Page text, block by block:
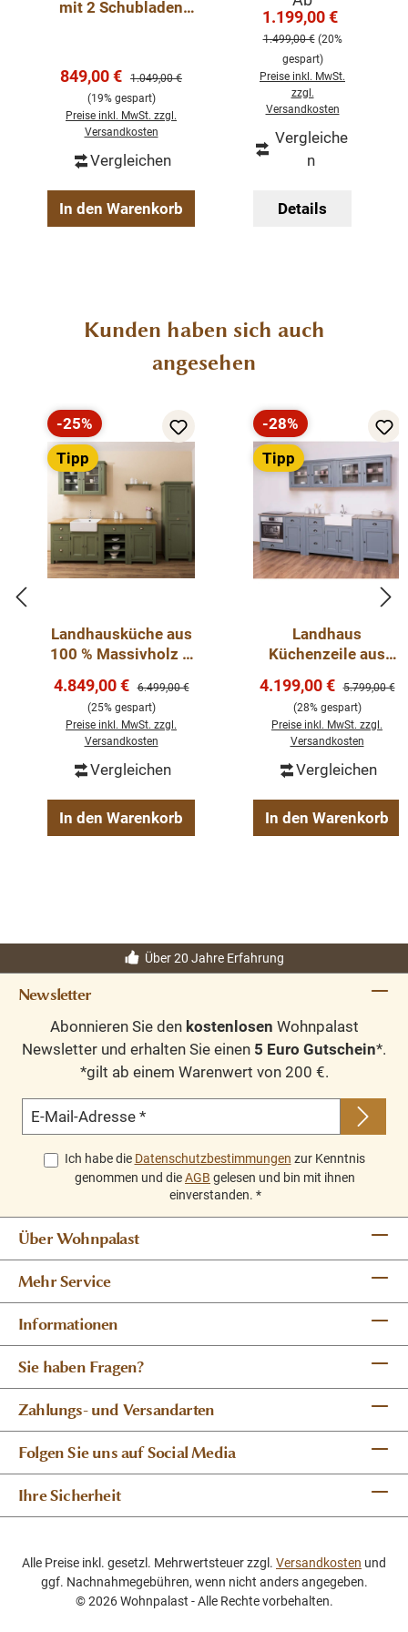
Abmessungen: H/B/T: 86 cm x 106 cm x 47 cm
montiert
Landhausstil
100% Massivholz
1 Unterteil
verschiedene Farben wählbar
mit 2 Schubladen
Verkaufspreis:
849,00 € Regulärer Preis:
1.049,00 €
(19% gespart)
Preise inkl. MwSt. zzgl.
Versandkosten
Vergleichen
In den Warenkorb
üren
Massivholz
Vitrine
Landhaus
1.199,00 €
1.499,00 € (20%
gespart)
Preise inkl. MwSt.
zzgl.
Versandkosten
Vergleiche
n
Details
Produktgalerie überspringen
Kunden haben sich auch
angesehen
Rabatt
-25%
Tipp
Landhausküche aus
100 % Massivholz –
Küchenmodul-Set
mit Eichen-
Arbeitsplatte &
Verkaufspreis:
4.849,00 € Regulärer Preis:
6.499,00 €
(25% gespart)
Preise inkl. MwSt. zzgl.
Versandkosten
Vergleichen
In den Warenkorb
Rabatt
-28%
Tipp
Landhaus
Küchenzeile aus
- Küche im
Landhausstil
Verkaufspreis:
4.199,00 € Regulärer
5.799,00 €
(28% gespart)
Preise inkl. MwSt. zzgl.
Versandkosten
Vergleichen
In den Warenkorb
Über 20 Jahre Erfahrung
Newsletter
Abonnieren Sie den kostenlosen Wohnpalast
Newsletter und erhalten Sie einen 5 Euro Gutschein*.
*gilt ab einem Warenwert von 200 €.
E-Mail-Adresse *
Ich habe die Datenschutzbestimmungen zur Kenntnis
genommen und dieAGB gelesen und bin mit ihnen
einverstanden. *
Über Wohnpalast
Mehr Service
Informationen
Sie haben Fragen?
Zahlungs- und Versandarten
Folgen Sie uns auf Social Media
Ihre Sicherheit
Alle Preise inkl. gesetzl. Mehrwertsteuer zzgl. Versandkosten und
ggf. Nachnahmegebühren, wenn nicht anders angegeben.
© 2026 Wohnpalast - Alle Rechte vorbehalten.